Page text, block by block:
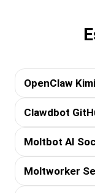
OpenClaw
Clawdbot
Moltbot AI
Moltworker